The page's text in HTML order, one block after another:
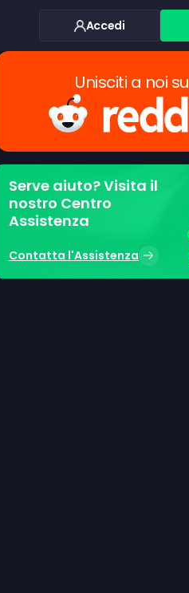
Accedi
Unisciti a noi su
Serve aiuto? Visita il
nostro Centro
Assistenza
Contatta l'Assistenza